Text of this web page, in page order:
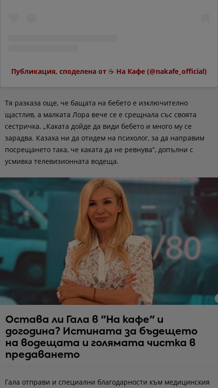
Публикация, споделена от ☕️ На Кафе (@nakafe_official)
Тя разказа още, че бащата на бебето е изключително
щастлив, а малката Лора вече се е срещнала със своята
сестричка. „Каката дойде да види бебето и много му се
зарадва. Казаха ни да отидем на психолог, за да направим
посрещането така, че каката да не ревнува“, допълни с
усмивка телевизионната водеща.
Остава ли Гала в "На кафе" и
догодина? Истината за бъдещето
на водещата и голямата чистка в
предаването
Гала отправи и специални благодарности към медицинския